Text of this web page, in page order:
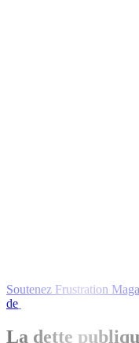
Soutenez Frustration
de
La dette